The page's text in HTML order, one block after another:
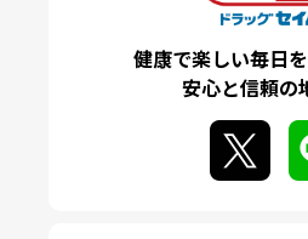
健康で楽しい毎日
安心と信頼の